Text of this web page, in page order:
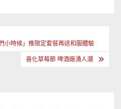
小時候」推限定套餐再送和服體驗
善化草莓節 啤酒廠湧人潮